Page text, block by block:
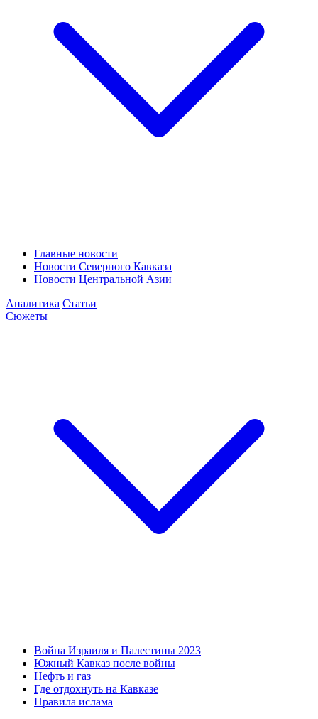
Главные новости
Новости Северного Кавказа
Новости Центральной Азии
Аналитика Статьи
Сюжеты
Война Израиля и Палестины 2023
Южный Кавказ после войны
Нефть и газ
Где отдохнуть на Кавказе
Правила ислама